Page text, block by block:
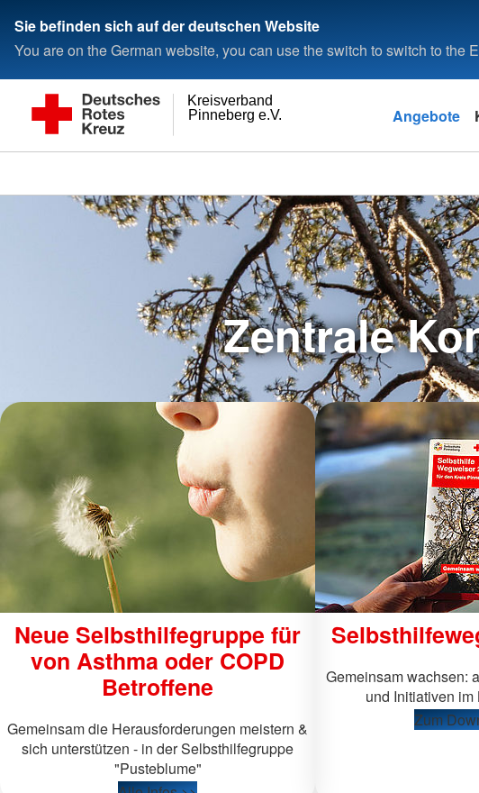
Sie befinden sich auf der deutschen Website
You are on the German website, you can use the switch to switch to the
Pinneberg e.V.
Kreisverband
Angebote
Zentrale
Neue Selbsthilfegruppe für
von Asthma oder COPD
Betroffene
Gemeinsam die Herausforderungen meistern &
sich unterstützen - in der Selbsthilfegruppe
"Pusteblume"
Gemeinsam wachsen:
und Initiativen
Zum